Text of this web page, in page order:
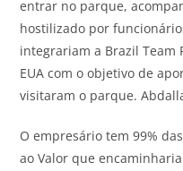
entrar no parque,
hostilizado por
integrariam a Brazil Team
EUA com o objetivo de
visitaram o parque.
O empresário tem 99%
ao Valor que